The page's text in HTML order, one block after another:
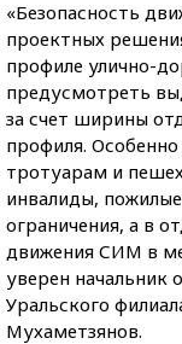
«Безопасность
проектных
профиле улично-
предусмотреть
за счет ширины
профиля.
тротуарам и
инвалиды,
ограничения, а в
движения СИМ в
уверен начальник
Уральского
Мухаметзянов.